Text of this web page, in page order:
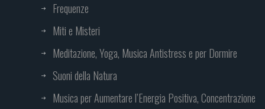
Frequenze
Miti e Misteri
Meditazione, Yoga, Musica Antistress e per Dormire
Suoni della Natura
Musica per Aumentare l’Energia Positiva, Concentrazione